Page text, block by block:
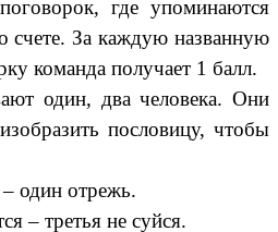
где упоминаются
счете. За каждую названную
команда получает 1 балл.
один, два человека. Они
пословицу, чтобы
один отрежь.
– третья не суйся.